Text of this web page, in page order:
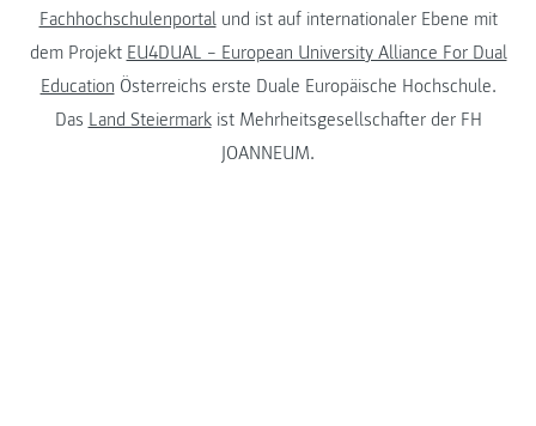
Fachhochschulenportalund ist auf internationaler Ebene mit
dem Projekt EU4DUAL – European University Alliance For Dual
Education Österreichs erste Duale Europäische Hochschule.
Das Land Steiermarkist Mehrheitsgesellschafter der FH
JOANNEUM.